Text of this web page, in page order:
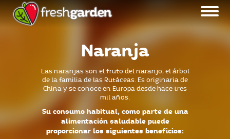
Naranja
Las naranjas son el fruto del naranjo, el árbol
de la familia de las Rutáceas. Es originaria de
China y se conoce en Europa desde hace tres
mil años.
Su consumo habitual, como parte de una
alimentación saludable puede
proporcionar los siguientes beneficios: